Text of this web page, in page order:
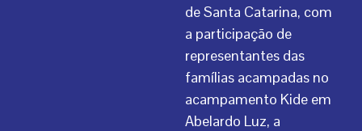
de Santa Catarina, com
a participação de
representantes das
famílias acampadas no
acampamento Kide em
Abelardo Luz, a